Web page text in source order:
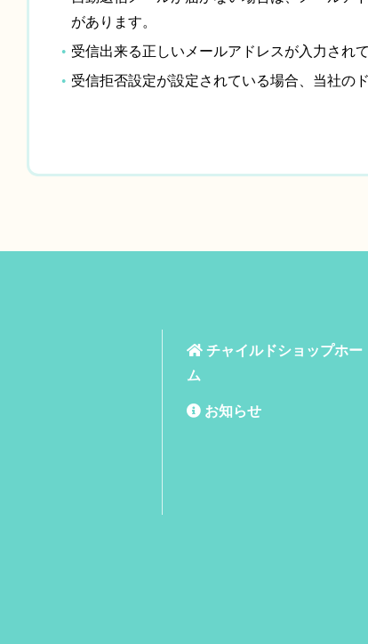
があります。
受信出来る正しいメールアドレスが入力され
受信拒否設定が設定されている場合、当社の
チャイルドショップホー
ム
お知らせ